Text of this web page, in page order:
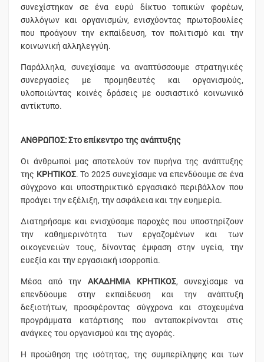
συνεχίστηκαν σε ένα ευρύ δίκτυο τοπικών φορέων,
συλλόγων και οργανισμών, ενισχύοντας πρωτοβουλίες
που προάγουν την εκπαίδευση, τον πολιτισμό και την
κοινωνική αλληλεγγύη.
Παράλληλα, συνεχίσαμε να αναπτύσσουμε στρατηγικές
συνεργασίες με προμηθευτές και οργανισμούς,
υλοποιώντας κοινές δράσεις με ουσιαστικό κοινωνικό
αντίκτυπο.
ΑΝΘΡΩΠΟΣ: Στο επίκεντρο της ανάπτυξης
Οι άνθρωποί μας αποτελούν τον πυρήνα της ανάπτυξης
της ΚΡΗΤΙΚΟΣ. Το 2025 συνεχίσαμε να επενδύουμε σε ένα
σύγχρονο και υποστηρικτικό εργασιακό περιβάλλον που
προάγει την εξέλιξη, την ασφάλεια και την ευημερία.
Διατηρήσαμε και ενισχύσαμε παροχές που υποστηρίζουν
την καθημερινότητα των εργαζομένων και των
οικογενειών τους, δίνοντας έμφαση στην υγεία, την
ευεξία και την εργασιακή ισορροπία.
Μέσα από την ΑΚΑΔΗΜΙΑ ΚΡΗΤΙΚΟΣ, συνεχίσαμε να
επενδύουμε στην εκπαίδευση και την ανάπτυξη
δεξιοτήτων, προσφέροντας σύγχρονα και στοχευμένα
προγράμματα κατάρτισης που ανταποκρίνονται στις
ανάγκες του οργανισμού και της αγοράς.
Η προώθηση της ισότητας, της συμπερίληψης και των